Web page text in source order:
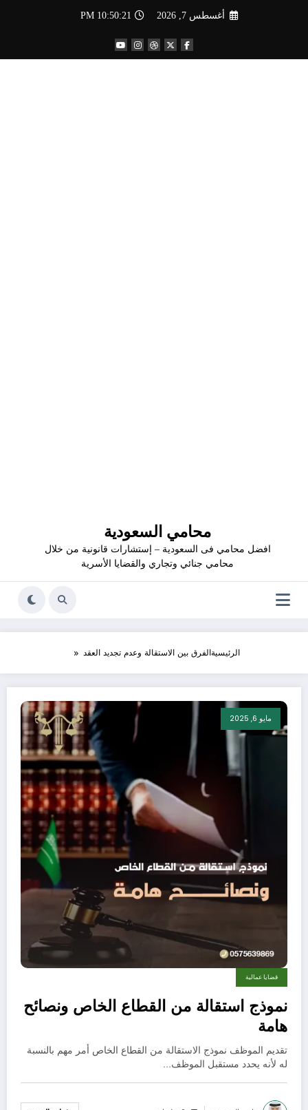
أغسطس 7, 2026 10:50:22 PM
محامي السعودية
افضل محامي فى السعودية – إستشارات قانونية من خلال
محامي جنائي وتجاري والقضايا الأسرية
الرئيسيةالفرق بين الاستقالة وعدم تجديد العقد
مايو 6, 2025
قضايا عمالية
نموذج استقالة من القطاع الخاص ونصائح
هامة
تقديم الموظف نموذج الاستقالة من القطاع الخاص أمر مهم بالنسبة
له لأنه يحدد مستقبل الموظف…